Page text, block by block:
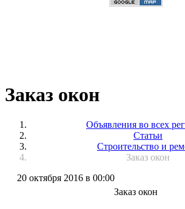
Заказ окон
Объявления во всех
Статьи
Строительство и
Заказ окон
20 октября 2016 в 00:00
Заказ окон